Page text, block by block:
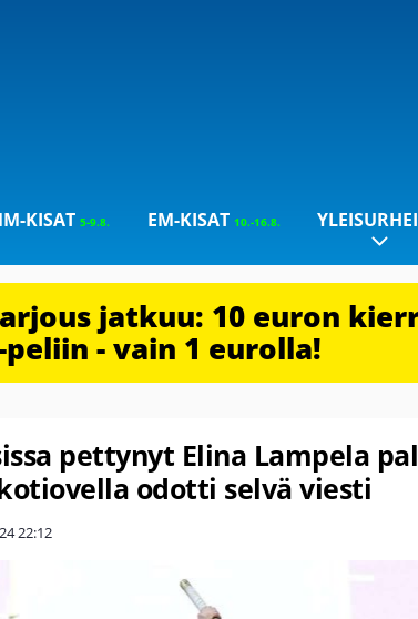
KISAT5-9.8. EM-KISAT 10.-16.8.
jatkuu: 10 euron
peliin - vain 1 eurolla!
pettynyt Elina Lampela
odotti selvä viesti
22:12